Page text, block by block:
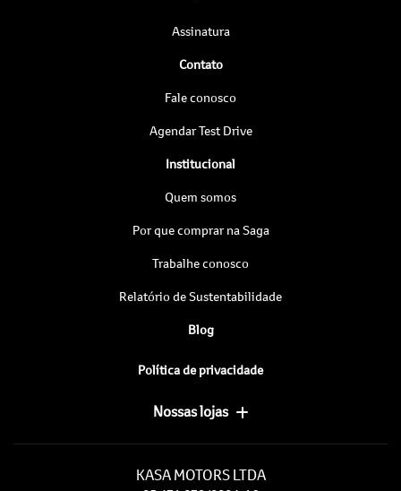
Assinatura
Contato
Fale conosco
Agendar Test Drive
Institucional
Quem somos
Por que comprar na Saga
Trabalhe conosco
Relatório de Sustentabilidade
Blog
Política de privacidade
Nossas lojas
KASA MOTORS LTDA